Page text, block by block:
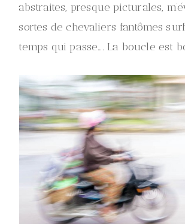
abstraites, presque picturales,
sortes de chevaliers fantômes
temps qui passe…. La boucle est